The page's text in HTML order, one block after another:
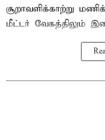
சூறாவளிக்காற்று
மீட்டர் வேகத்திலும்